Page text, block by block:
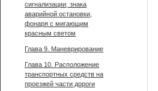
сигнализации, знака
аварийной остановки,
фонаря с мигающим
красным светом
Глава 9. Маневрирование
Глава 10. Расположение
транспортных средств на
проезжей части дороги